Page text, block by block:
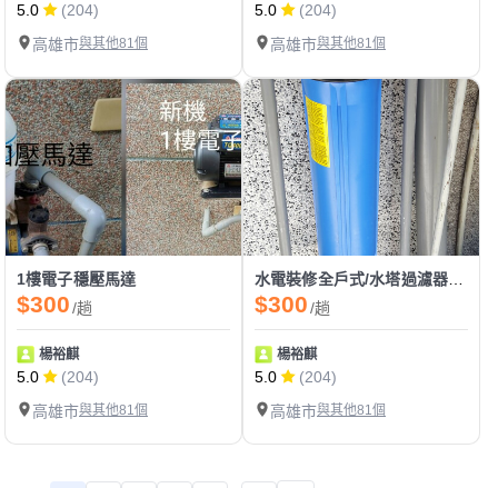
5.0
(204)
高雄市與其他81個
5.0
(204)
高雄市與其他81個
1樓電子穩壓馬達
$300/趟
楊裕麒
5.0
(204)
高雄市與其他81個
水電裝修全戶式/水塔過濾器/淨水器
$300/趟
楊裕麒
5.0
(204)
高雄市與其他81個